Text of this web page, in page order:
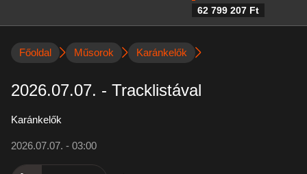
62 799 207 Ft
Főoldal Műsorok Karánkelők
2026.07.07. - Tracklistával
Karánkelők
2026.07.07. - 03:00